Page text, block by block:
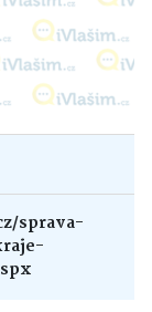
sprava-